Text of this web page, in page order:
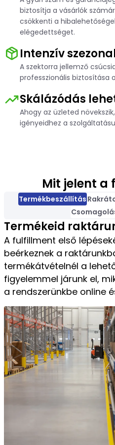
biztosítja a vásárlók
csökkenti a
elégedettséget.
Intenzív
A szektorra jellemző
professzionális biztosítása
Skálázódás
Ahogy az üzleted
igényeidhez a
Mit jelent a
Termékbeszállítás
Termékeid
A fulfillment első
beérkeznek a
termékátvételnél a
figyelemmel járunk el,
a rendszerünkbe online